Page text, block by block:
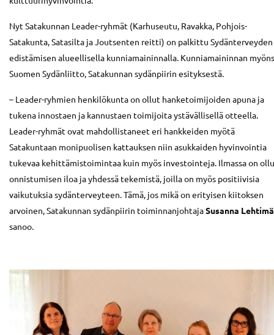
Nyt Satakunnan Leader-ryhmät (Karhuseutu, Ravakka, Pohjois-
Satakunta, Satasilta ja Joutsenten reitti) on palkittu Sydänterveyden
edistämisen alueellisella kunniamaininnalla. Kunniamaininnan
Suomen Sydänliitto, Satakunnan sydänpiirin esityksestä.
– Leader-ryhmien henkilökunta on ollut hanketoimijoiden apuna ja
tukena innostaen ja kannustaen toimijoita ystävällisellä otteella.
Leader-ryhmät ovat mahdollistaneet eri hankkeiden myötä
Satakuntaan monipuolisen kattauksen niin asukkaiden hyvinvointia
tukevaa kehittämistoimintaa kuin myös investointeja. Ilmassa on
onnistumisen iloa ja yhdessä tekemistä, joilla on myös positiivisia
vaikutuksia sydänterveyteen. Tämä, jos mikä on erityisen kiitoksen
arvoinen, Satakunnan sydänpiirin toiminnanjohtajaSusanna
sanoo.